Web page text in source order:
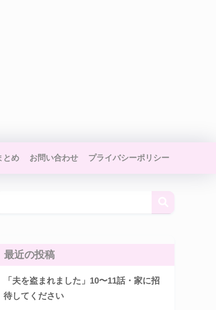
とめ お問い合わせ プライバシーポリシー
最近の投稿
「夫を盗まれました」10〜11話・家に招
待してください